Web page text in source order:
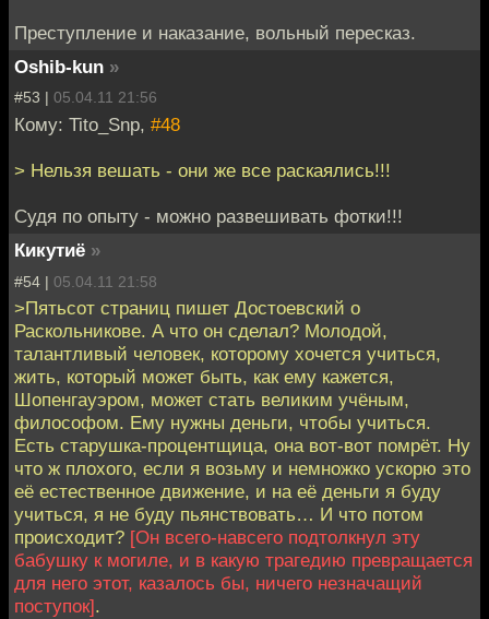
Преступление и наказание, вольный пересказ.
Oshib-kun »
#53 | 05.04.11 21:56
Кому: Tito_Snp, #48
> Нельзя вешать - они же все раскаялись!!!
Судя по опыту - можно развешивать фотки!!!
Кикутиё »
#54 | 05.04.11 21:58
>Пятьсот страниц пишет Достоевский о
Раскольникове. А что он сделал? Молодой,
талантливый человек, которому хочется учиться,
жить, который может быть, как ему кажется,
Шопенгауэром, может стать великим учёным,
философом. Ему нужны деньги, чтобы учиться.
Есть старушка-процентщица, она вот-вот помрёт. Ну
что ж плохого, если я возьму и немножко ускорю это
её естественное движение, и на её деньги я буду
учиться, я не буду пьянствовать… И что потом
происходит? [Он всего-навсего подтолкнул эту
бабушку к могиле, и в какую трагедию превращается
для него этот, казалось бы, ничего незначащий
поступок].